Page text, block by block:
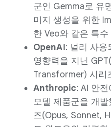
군인 Gemma로 유
미지 생성을 위한
한 Veo와 같은 특
OpenAI: 널리 사용
영향력을 지닌
Transformer) 시리
Anthropic: AI 안
모델 제품군을 개
즈(Opus, Sonnet,